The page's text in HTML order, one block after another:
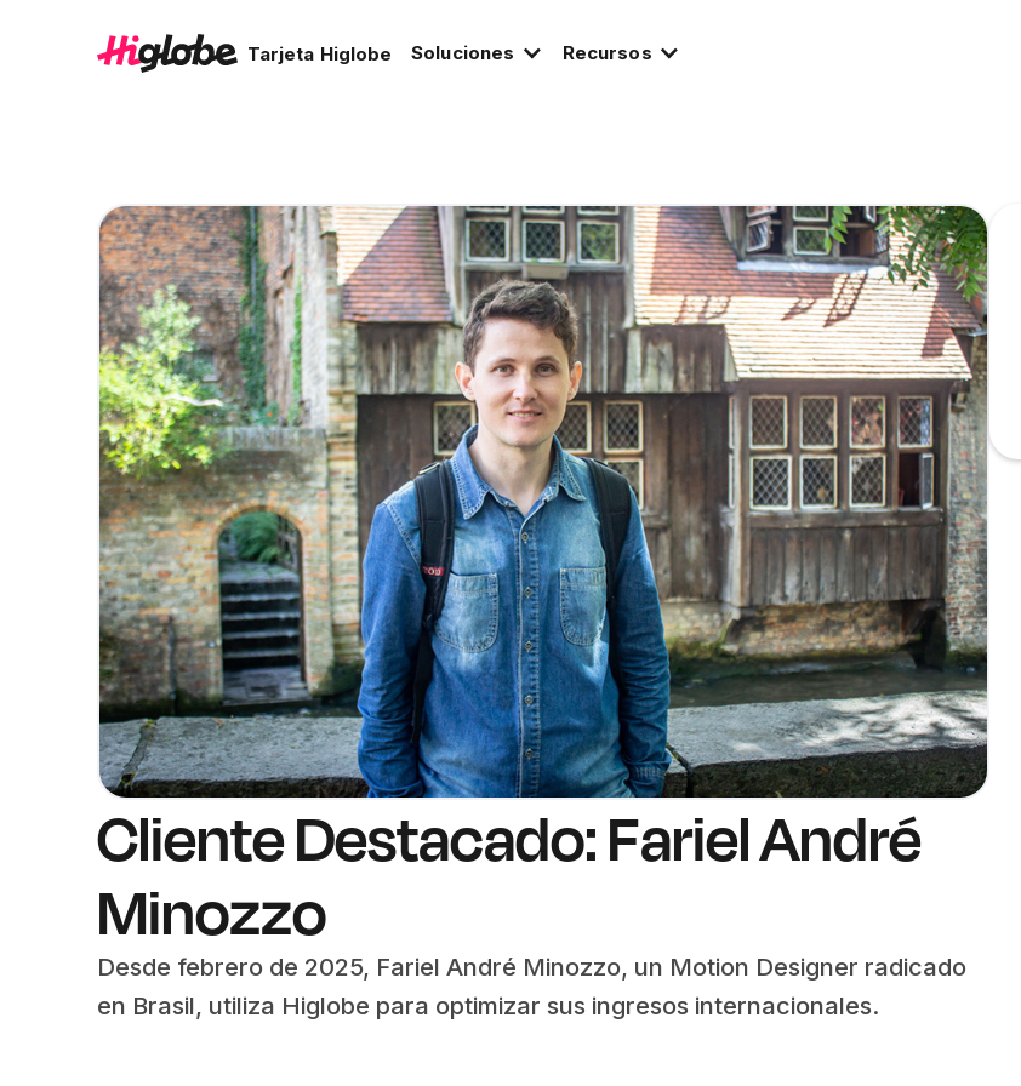
Tarjeta Higlobe Soluciones Recursos
Cliente Destacado: Fariel André
Minozzo
Desde febrero de 2025, Fariel André Minozzo, un Motion Designer radicado
en Brasil, utiliza Higlobe para optimizar sus ingresos internacionales.